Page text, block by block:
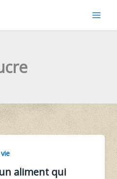
aliment qui